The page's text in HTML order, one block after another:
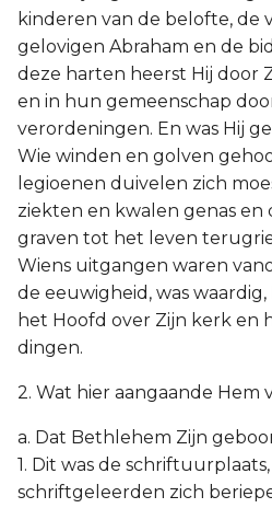
kinderen van de belofte, de
gelovigen Abraham en de
deze harten heerst Hij door
en in hun gemeenschap
verordeningen. En was Hij
Wie winden en golven
legioenen duivelen zich
ziekten en kwalen genas
graven tot het leven
Wiens uitgangen waren
de eeuwigheid, was
het Hoofd over Zijn kerk en
dingen.
2. Wat hier aangaande Hem
a. Dat Bethlehem Zijn
1. Dit was de
schriftgeleerden zich